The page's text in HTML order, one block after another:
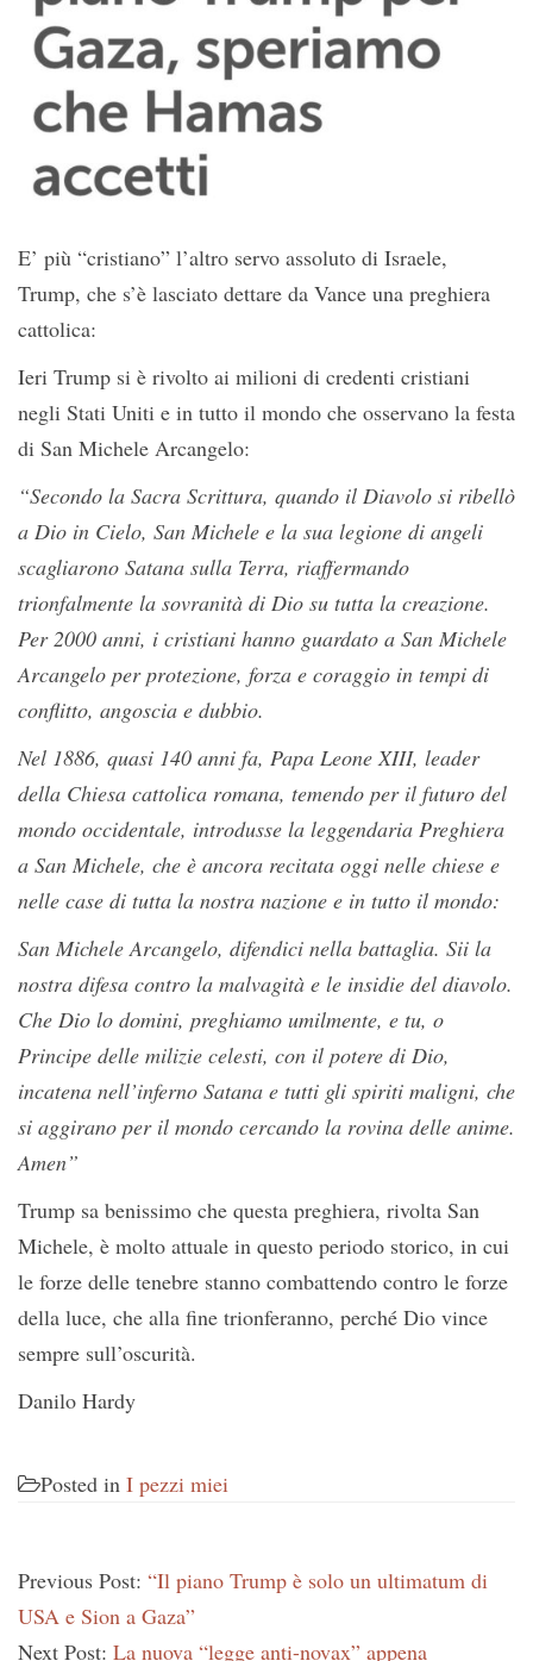
E’ più “cristiano” l’altro servo assoluto di Israele,
Trump, che s’è lasciato dettare da Vance una preghiera
cattolica:
Ieri Trump si è rivolto ai milioni di credenti cristiani
negli Stati Uniti e in tutto il mondo che osservano la festa
di San Michele Arcangelo:
“Secondo la Sacra Scrittura, quando il Diavolo si ribellò
a Dio in Cielo, San Michele e la sua legione di angeli
scagliarono Satana sulla Terra, riaffermando
trionfalmente la sovranità di Dio su tutta la creazione.
Per 2000 anni, i cristiani hanno guardato a San Michele
Arcangelo per protezione, forza e coraggio in tempi di
conflitto, angoscia e dubbio.
Nel 1886, quasi 140 anni fa, Papa Leone XIII, leader
della Chiesa cattolica romana, temendo per il futuro del
mondo occidentale, introdusse la leggendaria Preghiera
a San Michele, che è ancora recitata oggi nelle chiese e
nelle case di tutta la nostra nazione e in tutto il mondo:
San Michele Arcangelo, difendici nella battaglia. Sii la
nostra difesa contro la malvagità e le insidie ​​del diavolo.
Che Dio lo domini, preghiamo umilmente, e tu, o
Principe delle milizie celesti, con il potere di Dio,
incatena nell’inferno Satana e tutti gli spiriti maligni, che
si aggirano per il mondo cercando la rovina delle anime.
Amen”
Trump sa benissimo che questa preghiera, rivolta San
Michele, è molto attuale in questo periodo storico, in cui
le forze delle tenebre stanno combattendo contro le forze
della luce, che alla fine trionferanno, perché Dio vince
sempre sull’oscurità.
Danilo Hardy
Posted in I pezzi miei
Previous Post: “Il piano Trump è solo un ultimatum di
USA e Sion a Gaza”
Next Post: La nuova “legge anti-novax” appena